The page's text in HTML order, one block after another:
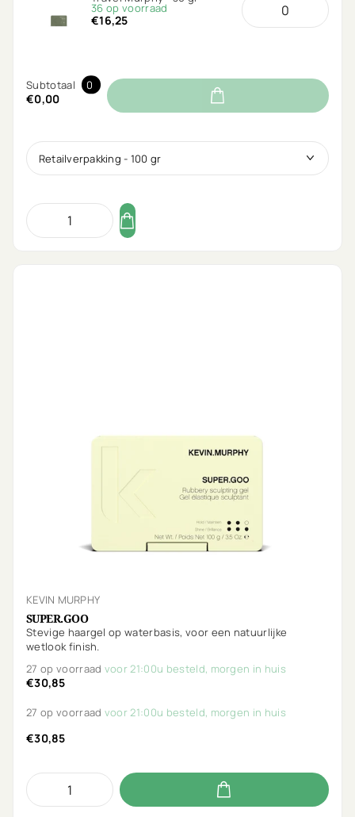
36 op voorraad
€16,25
Subtotaal 0
€0,00
KEVIN MURPHY
SUPER.GOO
Stevige haargel op waterbasis, voor een natuurlijke
wetlook finish.
27 op voorraad voor 21:00u besteld, morgen in huis
€30,85
27 op voorraad voor 21:00u besteld, morgen in huis
€30,85